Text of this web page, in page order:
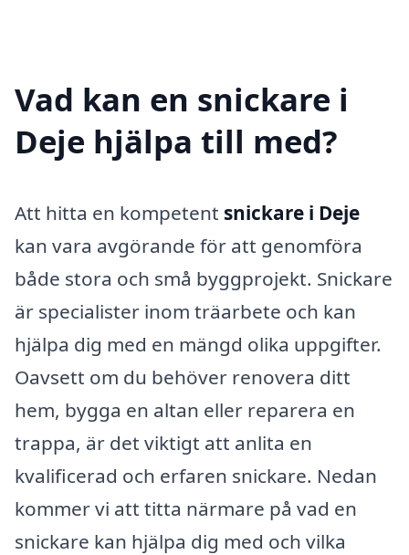
Vad kan en snickare i
Deje hjälpa till med?
Att hitta en kompetent snickare i Deje
kan vara avgörande för att genomföra
både stora och små byggprojekt. Snickare
är specialister inom träarbete och kan
hjälpa dig med en mängd olika uppgifter.
Oavsett om du behöver renovera ditt
hem, bygga en altan eller reparera en
trappa, är det viktigt att anlita en
kvalificerad och erfaren snickare. Nedan
kommer vi att titta närmare på vad en
snickare kan hjälpa dig med och vilka